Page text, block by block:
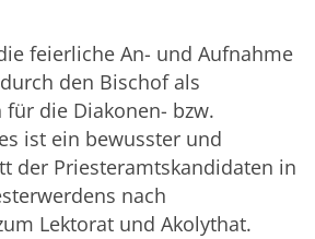
feierliche An- und Aufnahme
den Bischof als
die Diakonen- bzw.
ist ein bewusster und
der Priesteramtskandidaten in
nach
Lektorat und Akolythat.